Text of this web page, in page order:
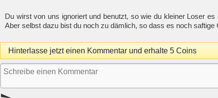
Du wirst von uns ignoriert und benutzt, so wie du kleiner Loser
Aber selbst dazu bist du noch zu dämlich, so dass es noch saftige
Hinterlasse jetzt einen Kommentar und erhalte 5 Coins